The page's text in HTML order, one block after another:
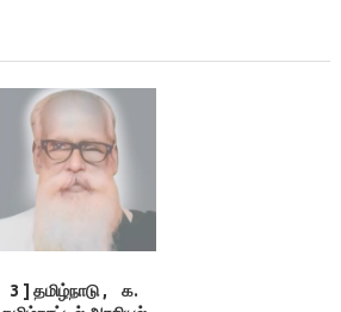
3 ] தமிழ்நாடு , க.